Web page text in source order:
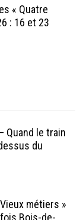
« Quatre
: 16 et 23
Quand le train
du
métiers »
Bois-de-